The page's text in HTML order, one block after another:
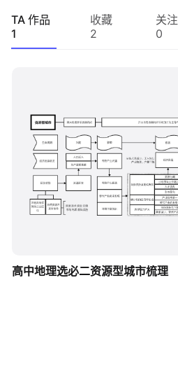
TA 作品
1
收藏
2
关注
0
boardmix
高中地理选必二资源型城市梳理